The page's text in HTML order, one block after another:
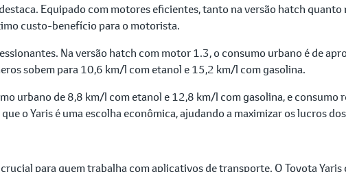
Equipado com motores eficientes, tanto na versão hatch quanto
custo-benefício para o motorista.
Na versão hatch com motor 1.3, o consumo urbano é de
sobem para 10,6 km/l com etanol e 15,2 km/l com gasolina.
urbano de 8,8 km/l com etanol e 12,8 km/l com gasolina, e
o Yaris é uma escolha econômica, ajudando a maximizar os lucros
para quem trabalha com aplicativos de transporte. O Toyota